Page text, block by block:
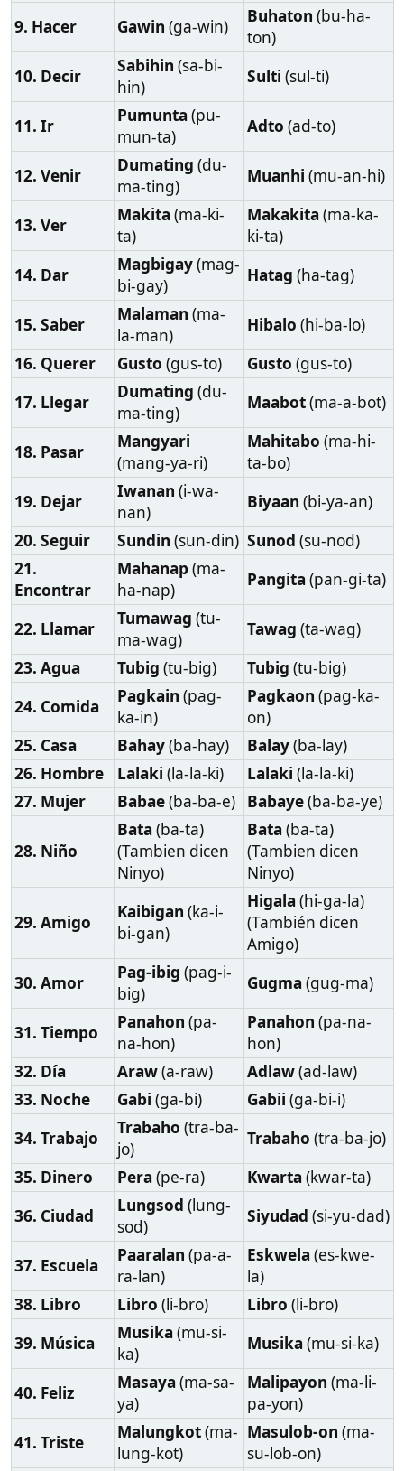
13. Ver
ta)
Makakita(ma-ka-
ki-ta)
Magbigay(mag-
bi-gay)
Hatag
15. Saber
Malaman
la-man)
Hibalo(hi-ba-lo)
Gusto(gus-to)
(gus-to)
17. Llegar
Dumating(du-
ma-ting)
Maabot(ma-a-bot)
18. Pasar
Mangyari
(mang-ya-ri)
Mahitabo(ma-hi-
ta-bo)
Iwanan(i-wa-
nan)
Biyaan
Sundin(sun-din)
21.
Encontrar
Mahanap(ma-
ha-nap)
Pangita(pan-gi-ta)
22. Llamar
Tumawag(tu-
ma-wag)
Tawag(ta-wag)
23. Agua
Tubig(tu-big) Tubig(tu-big)
Pagkain(pag-
ka-in)
Pagkaon(pag-ka-
Bahay(ba-hay) Balay(ba-lay)
26. Hombre Lalaki(la-la-ki) Lalaki(la-la-ki)
Babae(ba-ba-e)
28. Niño
Bata(ba-ta)
(Tambien dicen
Ninyo)
Bata (ba-ta)
(Tambien dicen
Ninyo)
29. Amigo
Kaibigan(ka-i-
bi-gan)
Higala(hi-ga-la)
(También dicen
30. Amor
Pag-ibig(pag-i-
big)
Gugma(gug-ma)
Panahon
(pa-
na-hon)
Panahon
hon)
32. Día
Araw(a-raw) Adlaw(ad-law)
33. Noche
Gabi(ga-bi) Gabii(ga-bi-i)
34. Trabajo
Trabaho(tra-ba-
jo)
Trabaho(tra-ba-jo)
35. Dinero
Pera(pe-ra) Kwarta(kwar-ta)
Lungsod(lung-
sod)
Siyudad (si-yu-dad)
37. Escuela
Paaralan(pa-a-
ra-lan)
Eskwela(es-kwe-
38. Libro
Libro(li-bro) Libro(li-bro)
39. Música
Musika (mu-si-
ka)
Musika(mu-si-ka)
40. Feliz
Masaya(ma-sa-
ya)
Malipayon(ma-li-
pa-yon)
41. Triste
Malungkot (ma-
lung-kot)
Masulob-on(ma-
su-lob-on)
42. Grande
Malaki(ma-la-ki) Dako(da-ko)
43. Pequeño
Maliit(ma-li-it) Gamay(ga-may)
44. Bueno
Mabuti(ma-bu-
Maayo(ma-a-yo)
45. Malo
Masama(ma-
sa-ma)
Dautan(da-u-tan)
46. Nuevo
Bago(ba-go) Bag-o(bag-o)
47. Viejo
Luma(lu-ma) Da’an(da-an)
48. Rápido
Mabilis(ma-bi-
lis)
Paspas (pas-pas)
49. Lento
Mabagal(ma-
ba-gal)
Hinay(hi-nay)
50. Claro
Maliwanag(ma-
li-wa-nag)
Hayag(ha-yag)
51. Oscuro
Madilim(ma-di-
lim)
Ngitngit(ngit-ngit)